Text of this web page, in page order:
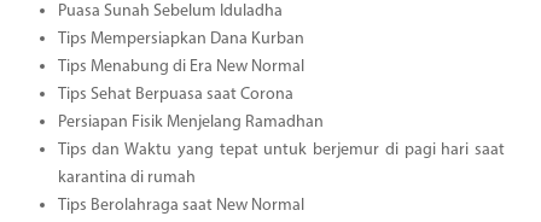
Puasa Sunah Sebelum Iduladha
Tips Mempersiapkan Dana Kurban
Tips Menabung di Era New Normal
Tips Sehat Berpuasa saat Corona
Persiapan Fisik Menjelang Ramadhan
Tips dan Waktu yang tepat untuk berjemur di pagi hari saat
karantina di rumah
Tips Berolahraga saat New Normal